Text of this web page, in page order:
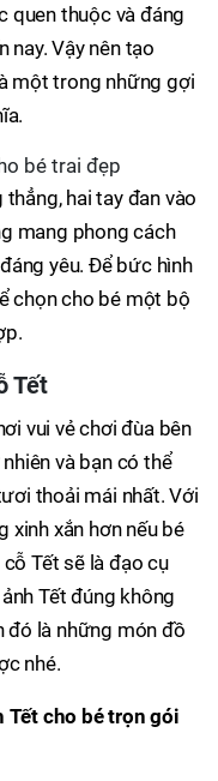
quen thuộc và đáng
nay. Vậy nên tạo
một trong những gợi
hai tay đan vào
mang phong cách
yêu. Để bức hình
chọn cho bé một bộ
Tết
vui vẻ chơi đùa bên
và bạn có thể
thoải mái nhất. Với
xinh xắn hơn nếu bé
Tết sẽ là đạo cụ
Tết đúng không
đó là những món đồ
nhé.
Tết cho bé trọn gói